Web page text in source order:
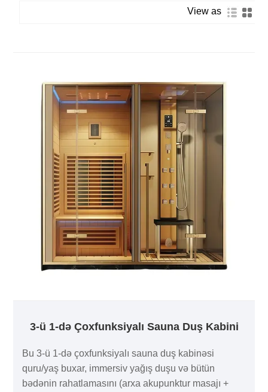
View as
3-ü 1-də Çoxfunksiyalı Sauna Duş Kabini
Bu 3-ü 1-də çoxfunksiyalı sauna duş kabinəsi
quru/yaş buxar, immersiv yağış duşu və bütün
bədənin rahatlamasını (arxa akupunktur masajı +